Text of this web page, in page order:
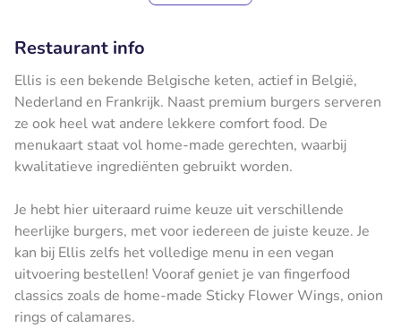
Restaurant info
Ellis is een bekende Belgische keten, actief in België,
Nederland en Frankrijk. Naast premium burgers serveren
ze ook heel wat andere lekkere comfort food. De
menukaart staat vol home-made gerechten, waarbij
kwalitatieve ingrediënten gebruikt worden.
Je hebt hier uiteraard ruime keuze uit verschillende
heerlijke burgers, met voor iedereen de juiste keuze. Je
kan bij Ellis zelfs het volledige menu in een vegan
uitvoering bestellen! Vooraf geniet je van fingerfood
classics zoals de home-made Sticky Flower Wings, onion
rings of calamares.